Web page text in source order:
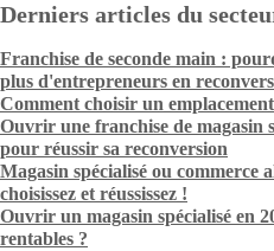
Derniers articles du
Franchise de seconde main :
plus d'entrepreneurs en
Comment choisir un
Ouvrir une franchise de magasin
pour réussir sa reconversion
Magasin spécialisé ou commerce
choisissez et réussissez !
Ouvrir un magasin spécialisé en
rentables ?